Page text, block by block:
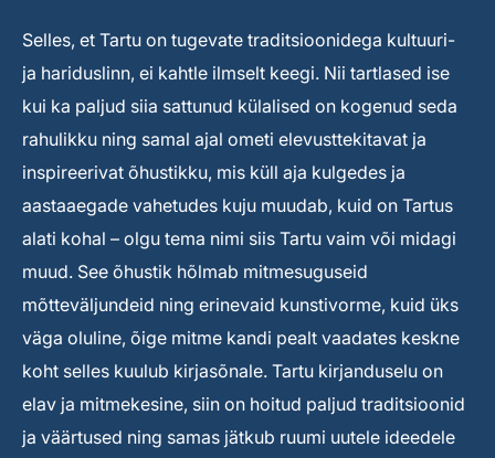
Selles, et Tartu on tugevate traditsioonidega kultuuri-
ja hariduslinn, ei kahtle ilmselt keegi. Nii tartlased ise
kui ka paljud siia sattunud külalised on kogenud seda
rahulikku ning samal ajal ometi elevusttekitavat ja
inspireerivat õhustikku, mis küll aja kulgedes ja
aastaaegade vahetudes kuju muudab, kuid on Tartus
alati kohal – olgu tema nimi siis Tartu vaim või midagi
muud. See õhustik hõlmab mitmesuguseid
mõtteväljundeid ning erinevaid kunstivorme, kuid üks
väga oluline, õige mitme kandi pealt vaadates keskne
koht selles kuulub kirjasõnale. Tartu kirjanduselu on
elav ja mitmekesine, siin on hoitud paljud traditsioonid
ja väärtused ning samas jätkub ruumi uutele ideedele